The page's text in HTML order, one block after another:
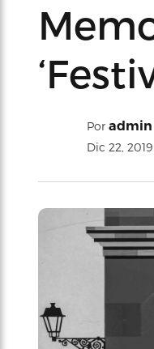
Por admin
Dic 22, 2019